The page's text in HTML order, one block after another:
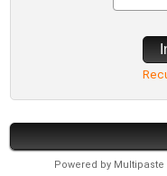
Powered by Multipaste